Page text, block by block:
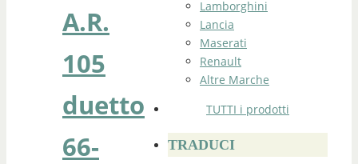
A.R.
105
duetto
66-
Lamborghini
Lancia
Maserati
Renault
Altre Marche
TUTTI i prodotti
TRADUCI